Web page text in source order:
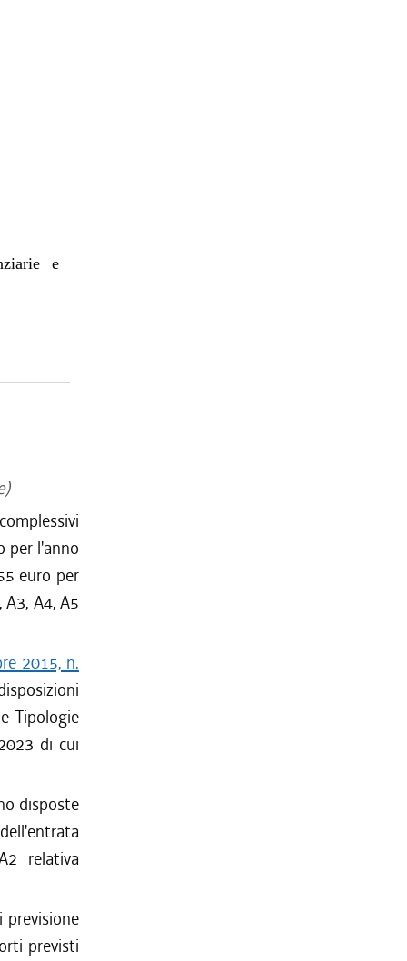
e
per l'anno
euro per
A4, A5
2015, n.
Tipologie
di cui
disposte
relativa
previsione
previsti